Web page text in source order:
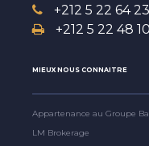
+212 5 22 64
+212 5 22 48
MIEUX NOUS CONNAITRE
Appartenance au Groupe
LM Brokerage